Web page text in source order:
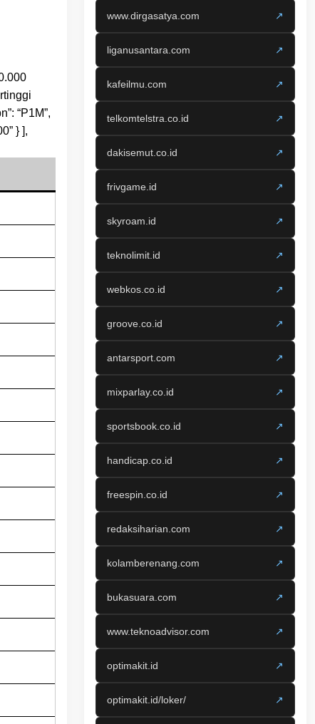
“P1M”,
} ],
www.dirgasatya.com ↗
liganusantara.com ↗
kafeilmu.com ↗
telkomtelstra.co.id ↗
dakisemut.co.id ↗
frivgame.id ↗
skyroam.id ↗
teknolimit.id ↗
webkos.co.id ↗
groove.co.id ↗
antarsport.com ↗
mixparlay.co.id ↗
sportsbook.co.id ↗
handicap.co.id ↗
freespin.co.id ↗
redaksiharian.com ↗
kolamberenang.com ↗
bukasuara.com ↗
www.teknoadvisor.com ↗
optimakit.id ↗
optimakit.id/loker/ ↗